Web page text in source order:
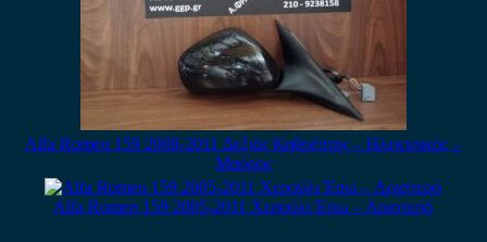
Alfa Romeo 159 2008-2011 Δεξιός Καθρέπτης – Ηλεκτρικός –
Μαύρος
Alfa Romeo 159 2005-2011 Χερούλι Έσω – Αριστερό